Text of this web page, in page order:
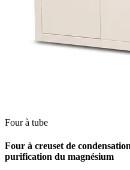
Four à tube
Four à creuset de
purification du magnésium